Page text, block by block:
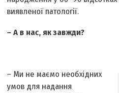
виявленої патології.
– А в нас, як завжди?
– Ми не маємо необхідних
умов для надання